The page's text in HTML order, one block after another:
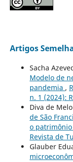
Artigos
Sacha
Modelo de
pandemia ,
n. 1 (2024):
Diva de
de São
o
Revista de
Glauber